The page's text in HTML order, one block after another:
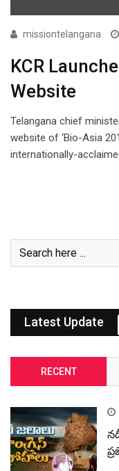
missiontelangana
KCR
Website
Telangana chief
website of ‘Bio-Asia
internationally-
Latest Update
RECENT